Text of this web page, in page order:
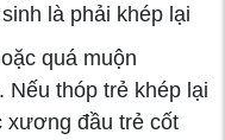
là phải khép lại
quá muộn
thóp trẻ khép lại
xương đầu trẻ cốt